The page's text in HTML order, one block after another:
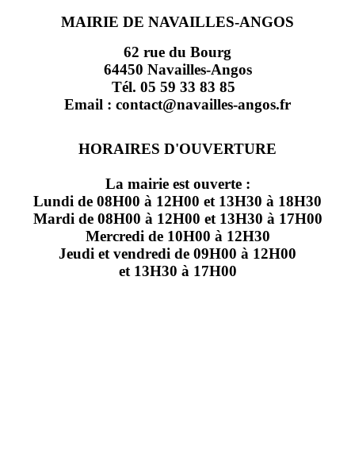
MAIRIE DE NAVAILLES-ANGOS
62 rue du Bourg
64450 Navailles-Angos
Tél. 05 59 33 83 85
Email : contact@navailles-angos.fr
HORAIRES D'OUVERTURE
La mairie est ouverte :
Lundi de 08H00 à 12H00 et 13H30 à 18H30
Mardi de 08H00 à 12H00 et 13H30 à 17H00
Mercredi de 10H00 à 12H30
Jeudi et vendredi de 09H00 à 12H00
et 13H30 à 17H00